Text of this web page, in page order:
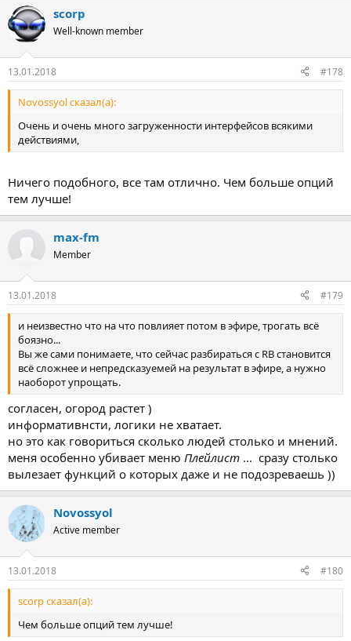
scorp
Well-known member
13.01.2018 #178
Novossyol сказал(а):
Очень и очень много загруженности интерфейсов всякими
действиями,
Ничего подобного, все там отлично. Чем больше опций
тем лучше!
max-fm
Member
13.01.2018 #179
и неизвестно что на что повлияет потом в эфире, трогать всё
боязно...
Вы же сами понимаете, что сейчас разбираться с RB становится
всё сложнее и непредсказуемей на результат в эфире, а нужно
наоборот упрощать.
согласен, огород растет )
информативнсти, логики не хватает.
но это как говориться сколько людей столько и мнений.
меня особенно убивает меню Плейлист ... сразу столько
вылезает функций о которых даже и не подозреваешь ))
Novossyol
Active member
13.01.2018 #180
scorp сказал(а):
Чем больше опций тем лучше!